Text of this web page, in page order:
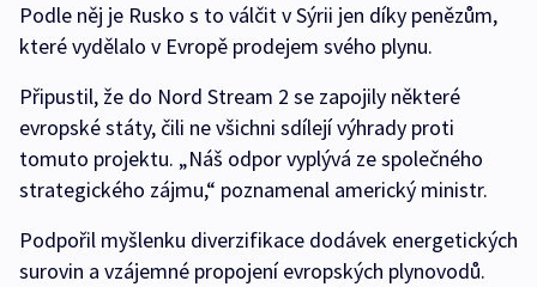
Podle něj je Rusko s to válčit v Sýrii jen díky penězům,
které vydělalo v Evropě prodejem svého plynu.
Připustil, že do Nord Stream 2 se zapojily některé
evropské státy, čili ne všichni sdílejí výhrady proti
tomuto projektu. „Náš odpor vyplývá ze společného
strategického zájmu,“ poznamenal americký ministr.
Podpořil myšlenku diverzifikace dodávek energetických
surovin a vzájemné propojení evropských plynovodů.